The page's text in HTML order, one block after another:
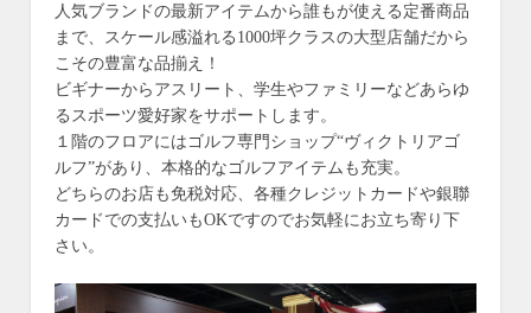
人気ブランドの最新アイテムから誰もが使える定番商品
まで、スケール感溢れる1000坪クラスの大型店舗だから
こその豊富な品揃え！
ビギナーからアスリート、学生やファミリーなどあらゆ
るスポーツ愛好家をサポートします。
１階のフロアにはゴルフ専門ショップ“ヴィクトリアゴ
ルフ”があり、本格的なゴルフアイテムも充実。
どちらのお店も免税対応、各種クレジットカードや銀聯
カードでの支払いもOKですのでお気軽にお立ち寄り下
さい。